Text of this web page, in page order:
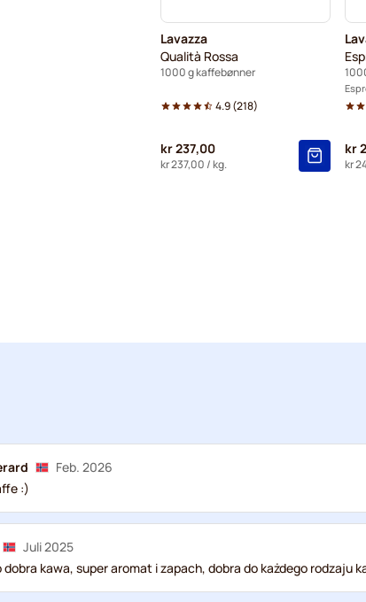
Lavazza
Qualità Rossa
1000 g kaffebønner
4.9(218)
kr 237,00
kr 237,00 / kg.
kr
kr
Feb. 2026
:)
Juli 2025
dobra kawa, super aromat i zapach, dobra do każdego rodzaju